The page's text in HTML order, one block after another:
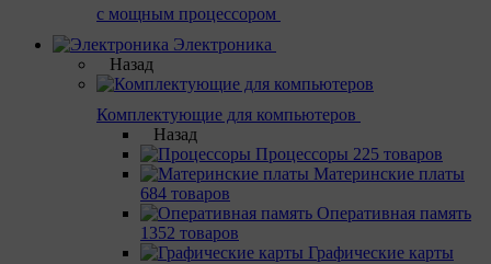
с мощным процессором
Электроника
Назад
Комплектующие для компьютеров
Назад
Процессоры 225 товаров
Материнcкие платы
684 товаров
Оперативная память
1352 товаров
Графические карты